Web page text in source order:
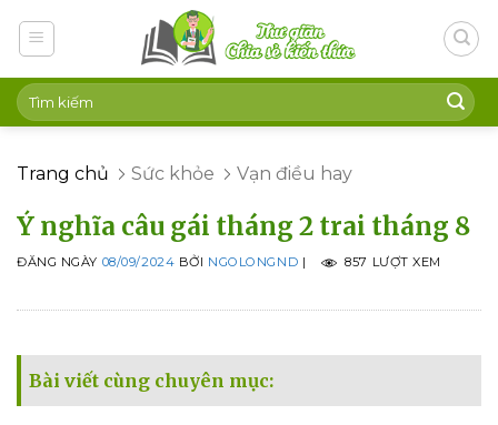
Trang chủ Sức khỏe Vạn điều hay
Ý nghĩa câu gái tháng 2 trai tháng 8
ĐĂNG NGÀY 08/09/2024 BỞI NGOLONGND | 857 LƯỢT XEM
Bài viết cùng chuyên mục: